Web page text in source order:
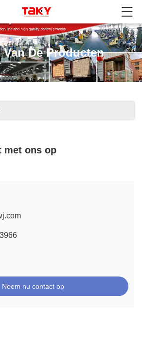
Van De Producten
met ons op
Neem nu contact op